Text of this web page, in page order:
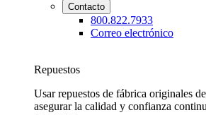
Contacto
800.822.7933
Correo electrónico
Repuestos
Usar repuestos de fábrica originales
asegurar la calidad y confianza